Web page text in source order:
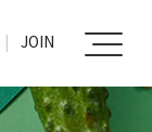
JOIN